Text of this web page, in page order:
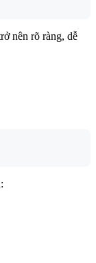
nên rõ ràng, dễ